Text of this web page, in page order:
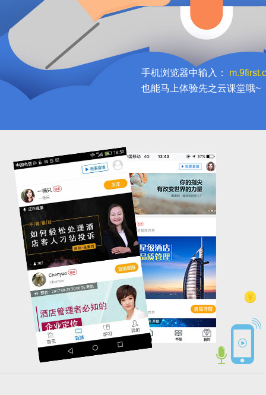
手机浏览器中输入：
也能马上体验先之云课堂哦~